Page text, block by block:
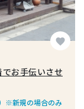
favorite
お手伝いさせ
※新規の場合のみ